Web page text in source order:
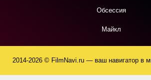
Обсессия
Майкл
2014-2026 © FilmNavi.ru — ваш навигатор в